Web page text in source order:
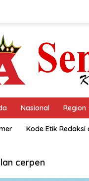
Nasional Region
Kode Etik Redaksi
cerpen